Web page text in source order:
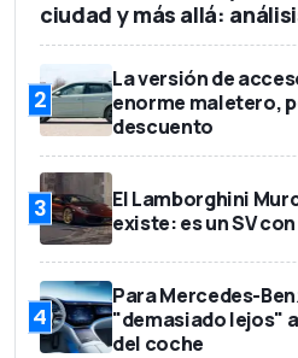
ciudad y más allá:
2
La versión de
enorme maletero,
descuento
3
El Lamborghini
existe: es un SV
4
Para Mercedes-
"demasiado lejos"
del coche